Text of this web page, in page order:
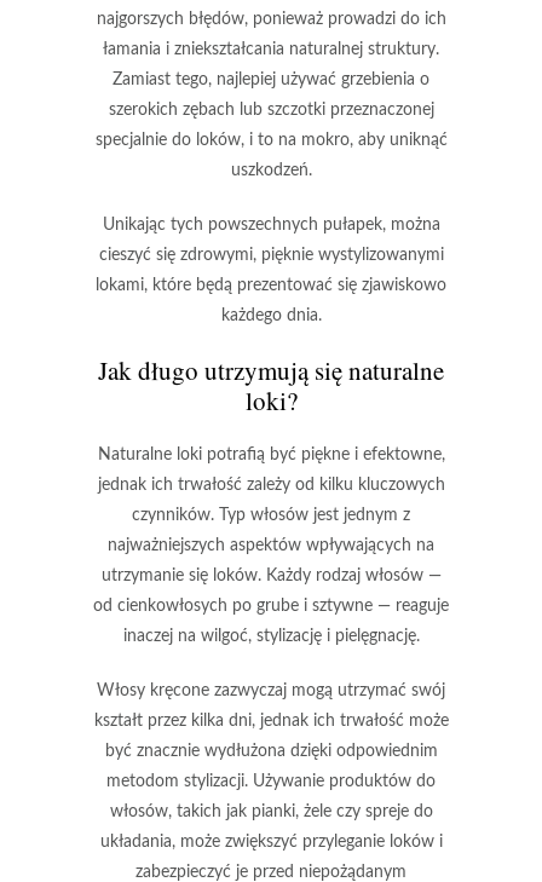
najgorszych błędów, ponieważ prowadzi do ich
łamania i zniekształcania naturalnej struktury.
Zamiast tego, najlepiej używać grzebienia o
szerokich zębach lub szczotki przeznaczonej
specjalnie do loków, i to na mokro, aby uniknąć
uszkodzeń.
Unikając tych powszechnych pułapek, można
cieszyć się zdrowymi, pięknie wystylizowanymi
lokami, które będą prezentować się zjawiskowo
każdego dnia.
Jak długo utrzymują się naturalne
loki?
Naturalne loki potrafią być piękne i efektowne,
jednak ich trwałość zależy od kilku kluczowych
czynników.
Typ włosów jest jednym z
najważniejszych aspektów wpływających na
utrzymanie się loków. Każdy rodzaj włosów —
od cienkowłosych po grube i sztywne — reaguje
inaczej na wilgoć, stylizację i pielęgnację.
Włosy kręcone zazwyczaj mogą utrzymać swój
kształt przez kilka dni, jednak ich trwałość może
być znacznie wydłużona dzięki odpowiednim
metodom stylizacji. Używanie produktów do
włosów, takich jak pianki, żele czy spreje do
układania, może zwiększyć przyleganie loków i
zabezpieczyć je przed niepożądanym